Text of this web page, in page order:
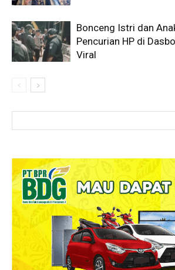
Bonceng Istri dan
Pencurian HP di
Viral